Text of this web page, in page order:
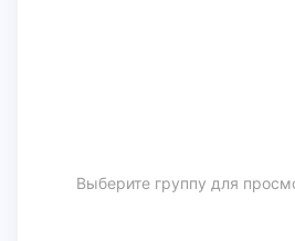
Выберите группу для